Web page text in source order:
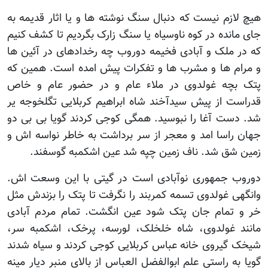
هیچ لازم نیست که دنبال سنگ نوشته ها و یا اثار قدیمه به
جای مانده در کوه ناوسیاه یا سنگ زارک بگردیم تا کشف کنیم
که در ملک و آبادی فخیمه دوروب چه رخدادهای در آئین ها
و مرام ها و مشرب ها و تفکرات پیش امده است. همین که
پتک بچه غولدوی در ملاء عام و در حضور عام و خاص
قدراست از پیش سیدآخند شاه ابراهیم کربلایی تگلخوجه یر
شد. دست آغا را نبوسید. همگی کوجی کردند گویا بی بی دو
جهان راسا امد و معجر از سر برداشت به خاطر نواسه اش و
زمین شق شد. ناف زمین چپه شد عین اشکمبه گوسفند.
دوروب جمهوری نوآبادی است در گیتی با این وسعت اش.
وانگهی غولدوی تسمه کمربند را نگرفت تا پتک را بزندش مثل
خر و تمام جان پتک شود عین انگشت. تمام مردم آبادی
مانند غولدوی، شاه خلخلک، لورسه، پرخک، اشکمبه سر،
شیخک گیروی خانه عباس کربلایی کوجی کردند و سیاه شدند
گویا به راستی علم ابوالفضل العباس از بالای منبر دیار مینه